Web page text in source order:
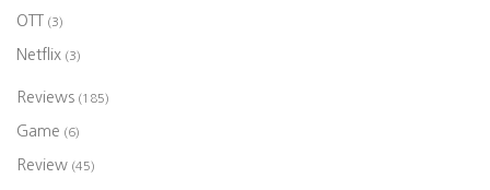
OTT (3)
Netflix (3)
Reviews (185)
Game (6)
Review (45)